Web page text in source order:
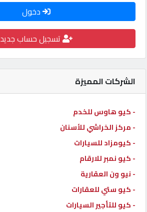
نمبر
كارز
كيو
ماركت
الدليل
القطري
POWERED
QHOST
دخول
تسجيل حساب جديد
الشركات المميزة
- كيو هاوس للخدم
- مركز الخراشي للأسنان
- كيومزاد للسيارات
- كيو نمبر للارقام
- نيو ون العقارية
- كيو ستي للعقارات
- كيو للتأجير السيارات